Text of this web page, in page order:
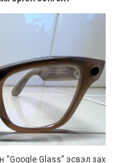
Glass” эсвэл зах